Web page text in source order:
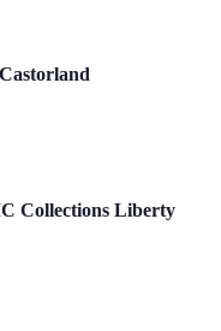
Collections Liberty